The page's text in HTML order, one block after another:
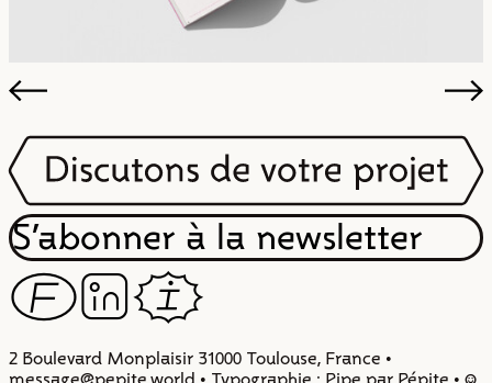
S’abonner à la newsletter
FZI
2 Boulevard Monplaisir 31000 Toulouse, France •